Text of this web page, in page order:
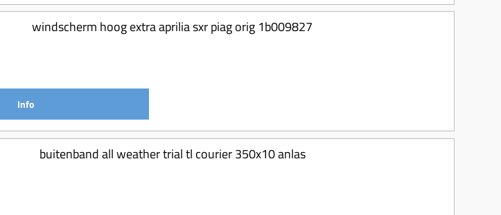
windscherm hoog extra aprilia sxr piag orig 1b009827
Info
buitenband all weather trial tl courier 350x10 anlas